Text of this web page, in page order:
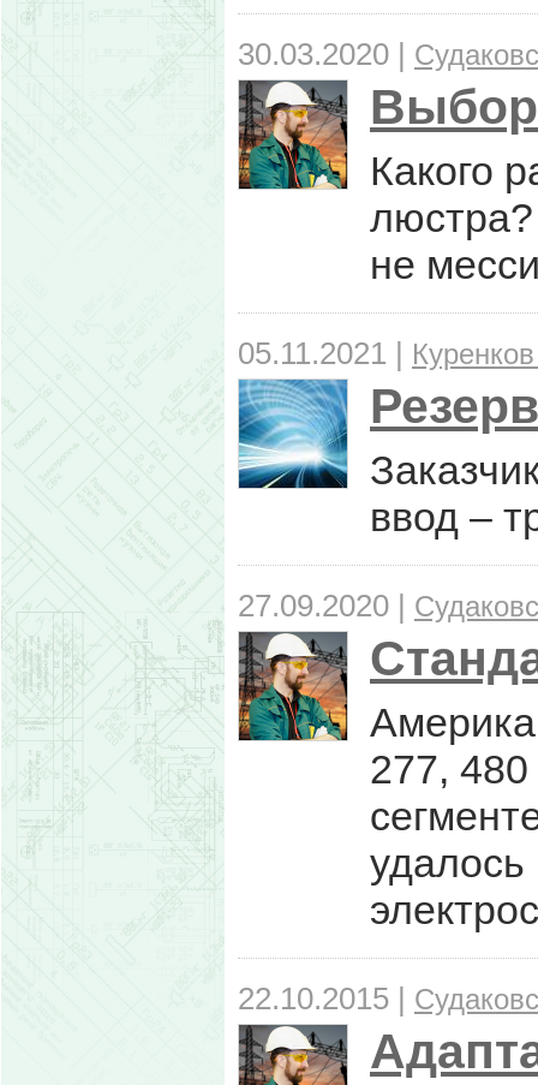
30.03.2020 |
Выбор
Какого
люстра?
не
05.11.2021 |
ввод –
27.09.2020 |
277,
удалось
22.10.2015 |